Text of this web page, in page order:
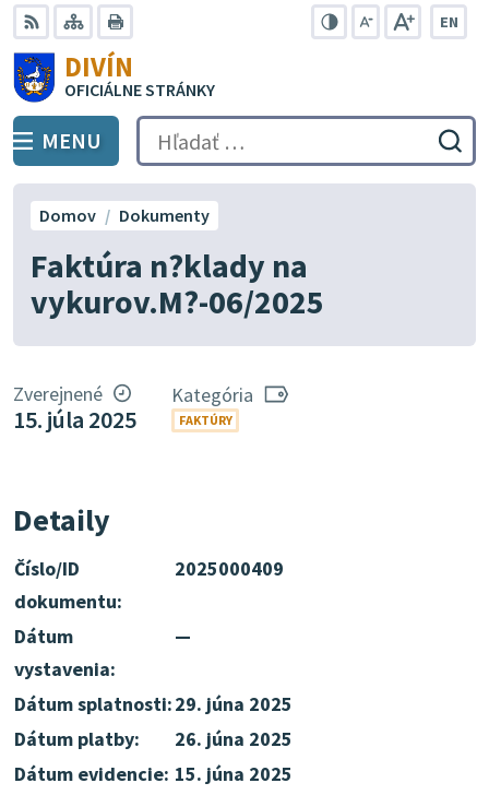
Preskočiť
na
obsah
RSS Mapa
EN
DIVÍN
OFICIÁLNE STRÁNKY
PREPNÚŤ
MENU Hľadať:
Faktúra n?klady na
vykurov.M?-06/2025
Domov Dokumenty
Zverejnené
15. júla 2025
Kategória
FAKTÚRY
Detaily
Číslo/ID
dokumentu:
2025000409
Dátum
vystavenia:
—
Dátum splatnosti:29. júna 2025
Dátum platby:
26. júna 2025
Dátum evidencie: 15. júna 2025